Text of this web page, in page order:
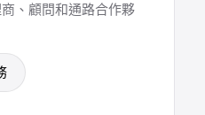
、顧問和通路合作夥